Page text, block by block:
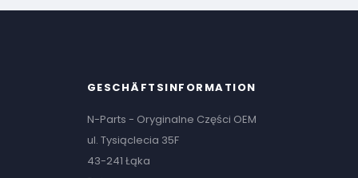
GESCHÄFTSINFORMATION
N-Parts - Oryginalne Części OEM
ul. Tysiąclecia 35F
43-241 Łąka